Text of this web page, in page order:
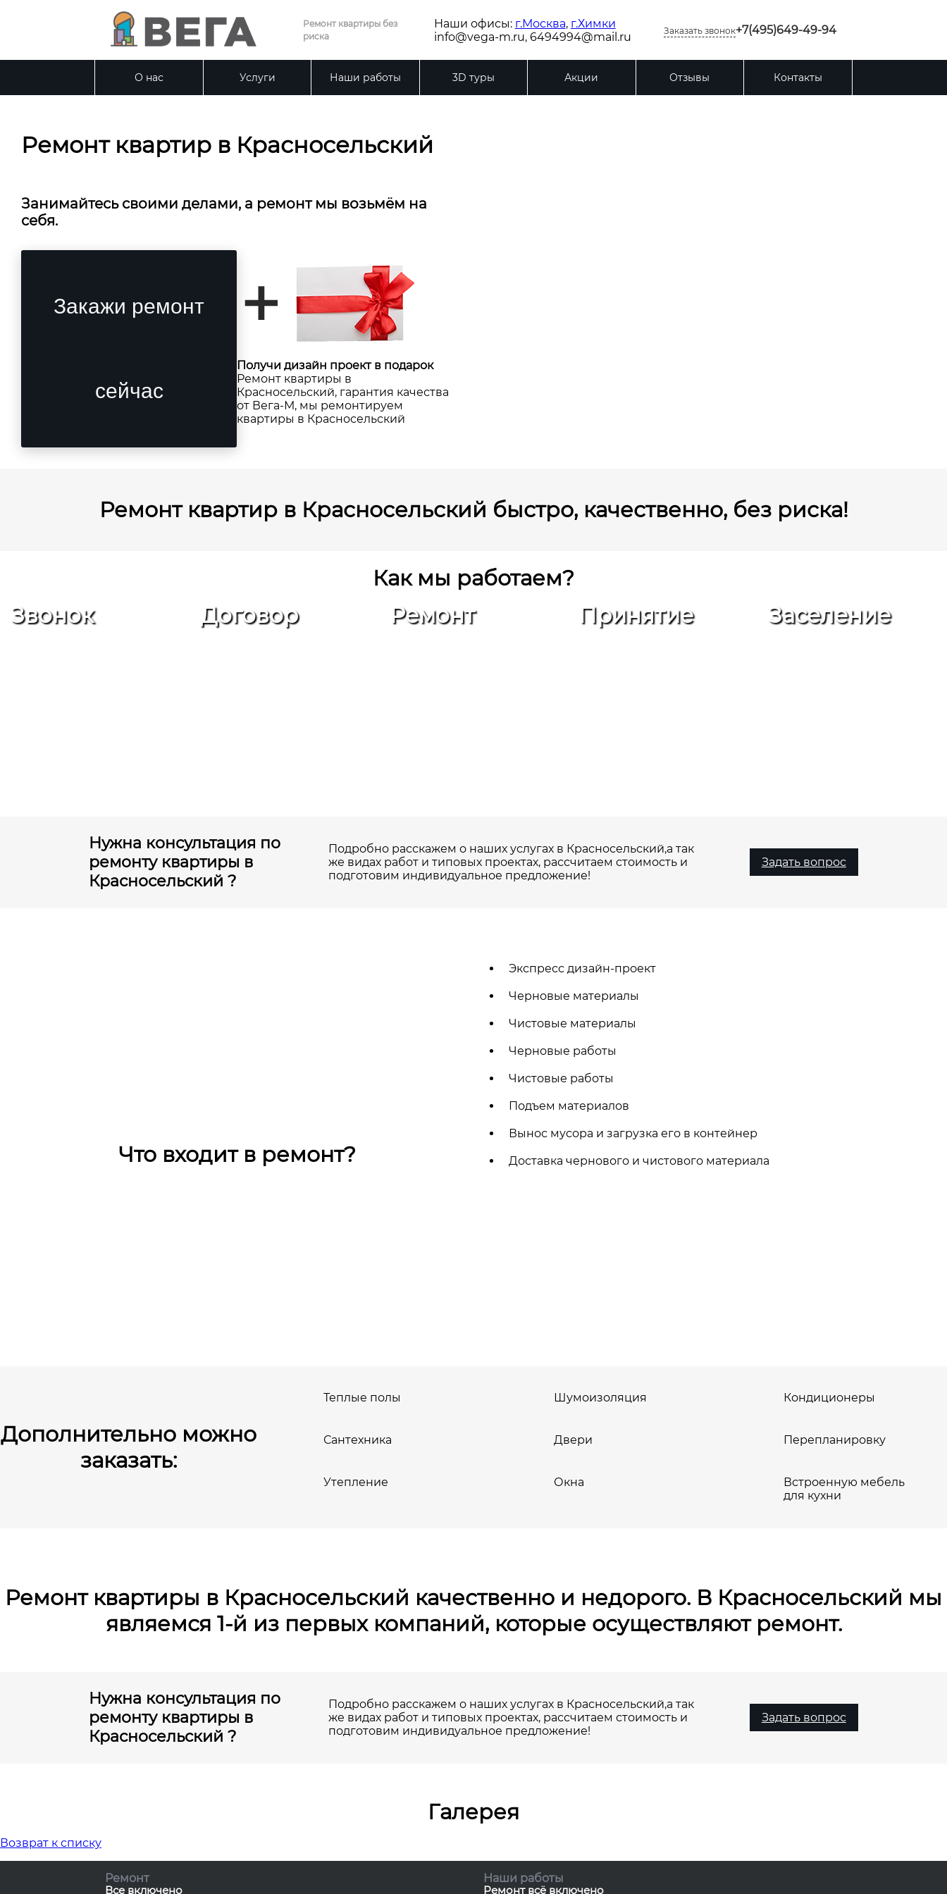
Ремонт квартиры без
риска
Наши офисы: г.Москва, г.Химки
info@vega-m.ru, 6494994@mail.ru
Заказать звонок+7(495)649-49-94
О нас Услуги Наши работы 3D туры Акции Отзывы Контакты
Ремонт квартир в Красносельский
Занимайтесь своими делами, а ремонт мы возьмём на
себя.
Закажи ремонт
сейчас
Получи дизайн проект в подарок
Ремонт квартиры в
Красносельский, гарантия качества
от Вега-М, мы ремонтируем
квартиры в Красносельский
Ремонт квартир в Красносельский быстро, качественно, без риска!
Как мы работаем?
Звонок Договор Ремонт Принятие Заселение
Нужна консультация по
ремонту квартиры в
Красносельский ?
Подробно расскажем о наших услугах в Красносельский,а так
же видах работ и типовых проектах, рассчитаем стоимость и
подготовим индивидуальное предложение!
Задать вопрос
Что входит в ремонт?
Экспресс дизайн-проект
Черновые материалы
Чистовые материалы
Черновые работы
Чистовые работы
Подъем материалов
Вынос мусора и загрузка его в контейнер
Доставка чернового и чистового материала
Дополнительно можно
заказать:
Теплые полы
Сантехника
Утепление
Шумоизоляция
Двери
Окна
Кондиционеры
Перепланировку
Встроенную мебель
для кухни
Ремонт квартиры в Красносельский качественно и недорого. В Красносельский мы
являемся 1-й из первых компаний, которые осуществляют ремонт.
Нужна консультация по
ремонту квартиры в
Красносельский ?
Подробно расскажем о наших услугах в Красносельский,а так
же видах работ и типовых проектах, рассчитаем стоимость и
подготовим индивидуальное предложение!
Задать вопрос
Галерея
Возврат к списку
Ремонт
Все включено
Наши работы
Ремонт всё включено